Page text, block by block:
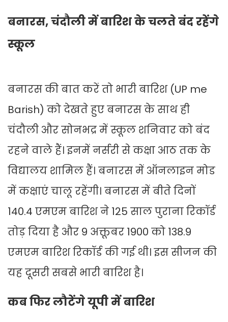
बनारस, चंदौली में बारिश के चलते बंद रहेंगे
स्कूल
बनारस की बात करें तो भारी बारिश (UP me
Barish) को देखते हुए बनारस के साथ ही
चंदौली और सोनभद्र में स्कूल शनिवार को बंद
रहने वाले हैं। इनमें नर्सरी से कक्षा आठ तक के
विद्यालय शामिल हैं। बनारस में ऑनलाइन मोड
में कक्षाएं चालू रहेंगी। बनारस में बीते दिनों
140.4 एमएम बारिश ने 125 साल पुराना रिकॉर्ड
तोड़ दिया है और 9 अक्तूबर 1900 को 138.9
एमएम बारिश रिकॉर्ड की गई थी। इस सीजन की
यह दूसरी सबसे भारी बारिश है।
कब फिर लौटेंगे यूपी में बारिश